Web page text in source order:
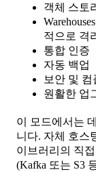
객체 스토
적으로 격
통합 인증
자동 백업
보안 및
원활한 업
이 모드에서는
니다. 자체 호스
이브러리의 직
(Kafka 또는 S3